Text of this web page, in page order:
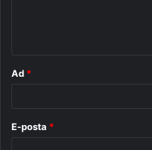
Ad *
E-posta *